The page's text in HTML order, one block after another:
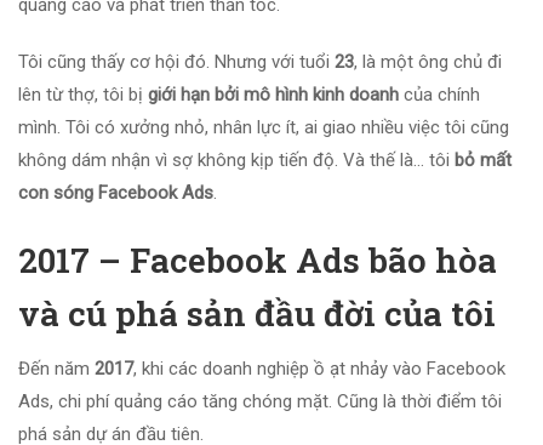
quảng cáo và phát triển thần tốc.
Tôi cũng thấy cơ hội đó. Nhưng với tuổi 23, là một ông chủ đi
lên từ thợ, tôi bị giới hạn bởi mô hình kinh doanh của chính
mình. Tôi có xưởng nhỏ, nhân lực ít, ai giao nhiều việc tôi cũng
không dám nhận vì sợ không kịp tiến độ. Và thế là… tôi bỏ mất
con sóng Facebook Ads.
2017 – Facebook Ads bão hòa
và cú phá sản đầu đời của tôi
Đến năm 2017, khi các doanh nghiệp ồ ạt nhảy vào Facebook
Ads, chi phí quảng cáo tăng chóng mặt. Cũng là thời điểm tôi
phá sản dự án đầu tiên.